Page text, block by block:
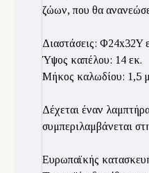
ζώων, που θα
Διαστάσεις: Φ24x32Y
Ύψος καπέλου: 14 εκ.
Μήκος καλωδίου: 1,5
Δέχεται έναν
συμπεριλαμβάνεται
Ευρωπαϊκής